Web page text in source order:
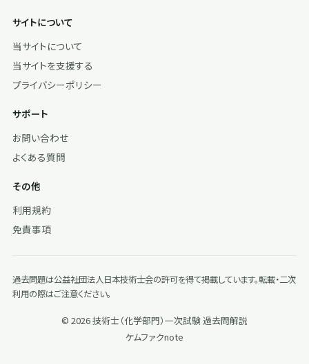
サイトについて
当サイトについて
当サイトを支援する
プライバシーポリシー
サポート
お問い合わせ
よくある質問
その他
利用規約
免責事項
過去問題は公益社団法人日本技術士会の許可を得て掲載しています。転載・二次
利用の際はご注意ください。
© 2026 技術士（化学部門）一次試験 過去問解説
ケムファクnote